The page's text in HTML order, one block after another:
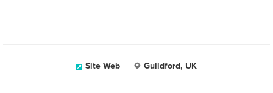
Site Web Guildford, UK